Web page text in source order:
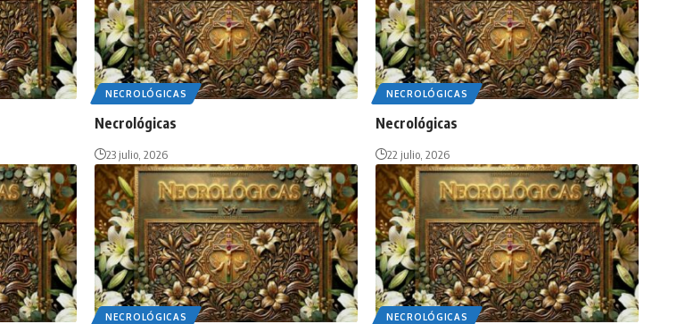
NECROLÓGICAS
Necrológicas
23 julio, 2026
NECROLÓGICAS
Necrológicas
22 julio, 2026
NECROLÓGICAS NECROLÓGICAS